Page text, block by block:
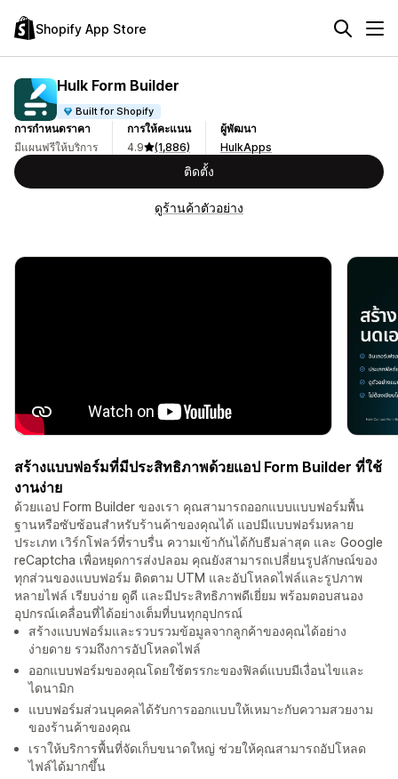
Shopify App Store
Hulk Form Builder
Built for Shopify
การกำหนดราคา
มีแผนฟรีให้บริการ
การให้คะแนน
4.9
(1,886)
ผู้พัฒนา
HulkApps
ติดตั้ง
ดูร้านค้าตัวอย่าง
สร้างแบบฟอร์มที่มีประสิทธิภาพด้วยแอป Form Builder ที่ใช้
งานง่าย
ด้วยแอป Form Builder ของเรา คุณสามารถออกแบบแบบฟอร์มพื้น
ฐานหรือซับซ้อนสำหรับร้านค้าของคุณได้ แอปมีแบบฟอร์มหลาย
ประเภท เวิร์กโฟลว์ที่ราบรื่น ความเข้ากันได้กับธีมล่าสุด และ Google
reCaptcha เพื่อหยุดการส่งปลอม คุณยังสามารถเปลี่ยนรูปลักษณ์ของ
ทุกส่วนของแบบฟอร์ม ติดตาม UTM และอัปโหลดไฟล์และรูปภาพ
หลายไฟล์ เรียบง่าย ดูดี และมีประสิทธิภาพดีเยี่ยม พร้อมตอบสนอง
อุปกรณ์เคลื่อนที่ได้อย่างเต็มที่บนทุกอุปกรณ์
สร้างแบบฟอร์มและรวบรวมข้อมูลจากลูกค้าของคุณได้อย่าง
ง่ายดาย รวมถึงการอัปโหลดไฟล์
ออกแบบฟอร์มของคุณโดยใช้ตรรกะของฟิลด์แบบมีเงื่อนไขและ
ไดนามิก
แบบฟอร์มส่วนบุคคลได้รับการออกแบบให้เหมาะกับความสวยงาม
ของร้านค้าของคุณ
เราให้บริการพื้นที่จัดเก็บขนาดใหญ่ ช่วยให้คุณสามารถอัปโหลด
ไฟล์ได้มากขึ้น